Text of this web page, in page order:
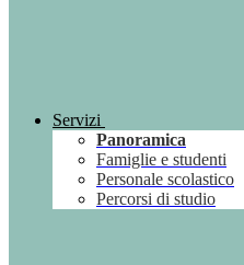
Servizi
Panoramica
Famiglie e studenti
Personale scolastico
Percorsi di studio